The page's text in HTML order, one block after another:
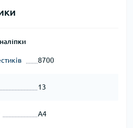
8700
13
А4